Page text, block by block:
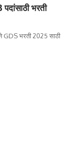
भरती
भरती 2025 साठी